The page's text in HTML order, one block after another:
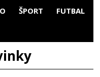
ŠPORT FUTBAL